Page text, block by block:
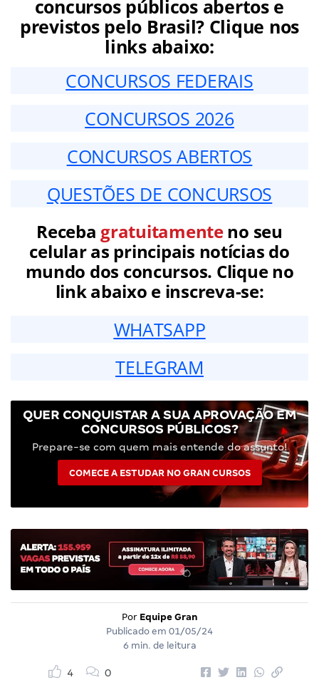
concursos públicos abertos e
previstos pelo Brasil? Clique nos
links abaixo:
CONCURSOS FEDERAIS
CONCURSOS 2026
CONCURSOS ABERTOS
QUESTÕES DE CONCURSOS
Receba gratuitamenteno seu
celular as principais notícias do
mundo dos concursos. Clique no
link abaixo e inscreva-se:
WHATSAPP
TELEGRAM
QUER CONQUISTAR A SUA APROVAÇÃO EM
CONCURSOS PÚBLICOS?
Prepare-se com quem mais entende do assunto!
COMECE A ESTUDAR NO GRAN CURSOS
Por Equipe Gran
Publicado em 01/05/24
6 min. de leitura
4 0